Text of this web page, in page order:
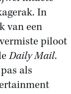
In
van een
piloot
Daily Mail.
als